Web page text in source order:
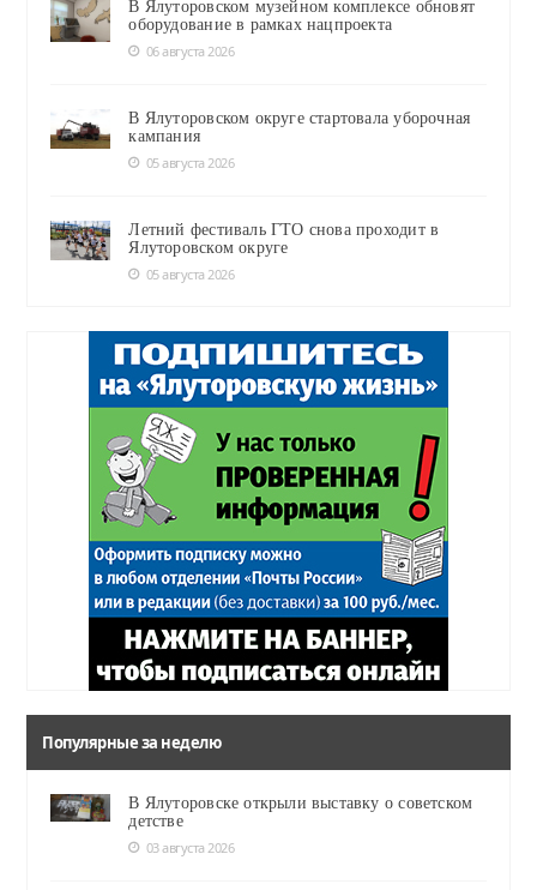
В Ялуторовском музейном комплексе обновят
оборудование в рамках нацпроекта
06 августа 2026
В Ялуторовском округе стартовала уборочная
кампания
05 августа 2026
Летний фестиваль ГТО снова проходит в
Ялуторовском округе
05 августа 2026
Популярные за неделю
В Ялуторовске открыли выставку о советском
детстве
03 августа 2026